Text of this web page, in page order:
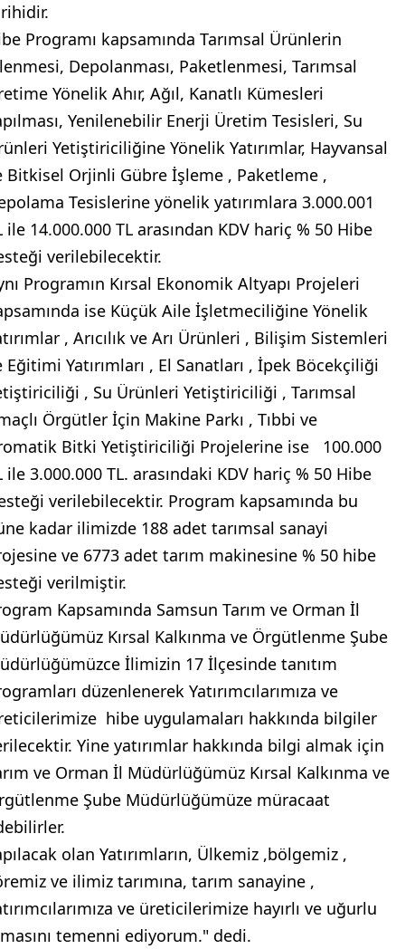
Programı kapsamında Tarımsal Ürünlerin
Depolanması, Paketlenmesi, Tarımsal
Yönelik Ahır, Ağıl, Kanatlı Kümesleri
Yenilenebilir Enerji Üretim Tesisleri, Su
Yetiştiriciliğine Yönelik Yatırımlar, Hayvansal
Bitkisel Orjinli Gübre İşleme , Paketleme ,
Tesislerine yönelik yatırımlara 3.000.001
ile 14.000.000 TL arasından KDV hariç % 50 Hibe
verilebilecektir.
Programın Kırsal Ekonomik Altyapı Projeleri
ise Küçük Aile İşletmeciliğine Yönelik
, Arıcılık ve Arı Ürünleri , Bilişim Sistemleri
Eğitimi Yatırımları , El Sanatları , İpek Böcekçiliği
, Su Ürünleri Yetiştiriciliği , Tarımsal
Örgütler İçin Makine Parkı , Tıbbi ve
Bitki Yetiştiriciliği Projelerine ise 100.000
ile 3.000.000 TL. arasındaki KDV hariç % 50 Hibe
verilebilecektir. Program kapsamında bu
kadar ilimizde 188 adet tarımsal sanayi
ve 6773 adet tarım makinesine % 50 hibe
verilmiştir.
Kapsamında Samsun Tarım ve Orman İl
Kırsal Kalkınma ve Örgütlenme Şube
İlimizin 17 İlçesinde tanıtım
düzenlenerek Yatırımcılarımıza ve
hibe uygulamaları hakkında bilgiler
Yine yatırımlar hakkında bilgi almak için
ve Orman İl Müdürlüğümüz Kırsal Kalkınma ve
Şube Müdürlüğümüze müracaat
olan Yatırımların, Ülkemiz ,bölgemiz ,
ve ilimiz tarımına, tarım sanayine ,
ve üreticilerimize hayırlı ve uğurlu
temenni ediyorum." dedi.